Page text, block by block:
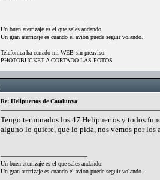
Un buen aterrizaje es el que sales andando.
Un gran aterrizaje es cuando el avion puede seguir volando.
Telefonica ha cerrado mi WEB sin preaviso.
PHOTOBUCKET A CORTADO LAS FOTOS
Re: Helipuertos de Catalunya
Tengo terminados los 47 Helipuertos y todos
alguno lo quiere, que lo pida, nos vemos por los
Un buen aterrizaje es el que sales andando.
Un gran aterrizaje es cuando el avion puede seguir volando.